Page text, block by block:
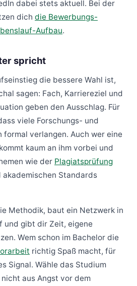
dabei stets aktuell. Bei der
dich die Bewerbungs-
Aufbau.
spricht
die bessere Wahl ist,
sagen: Fach, Karriereziel und
geben den Ausschlag. Für
viele Forschungs- und
formal verlangen. Auch wer eine
kaum an ihm vorbei und
wie der Plagiatsprüfung
akademischen Standards
Methodik, baut ein Netzwerk in
und gibt dir Zeit, eigene
Wem schon im Bachelor die
richtig Spaß macht, für
Signal. Wähle das Studium
aus Angst vor dem